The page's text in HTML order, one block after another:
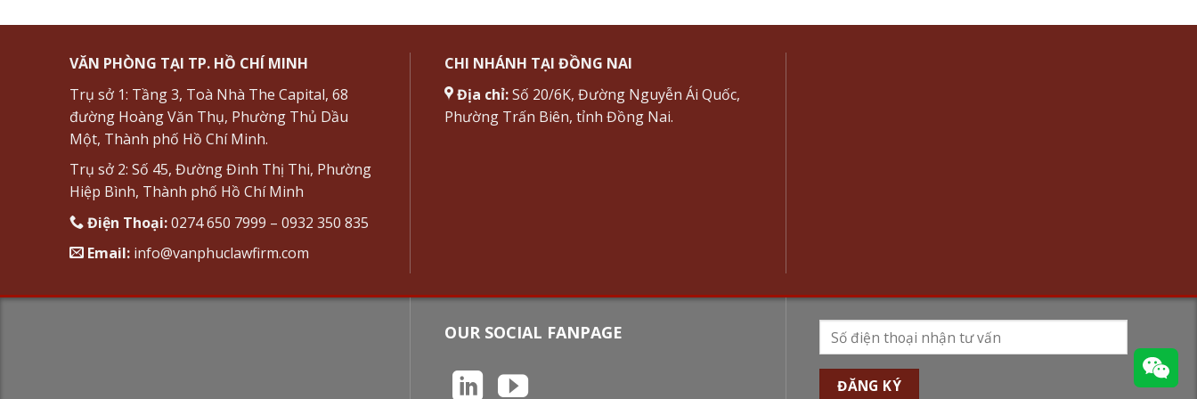
VĂN PHÒNG TẠI TP. HỒ CHÍ MINH
Trụ sở 1: Tầng 3, Toà Nhà The Capital, 68
đường Hoàng Văn Thụ, Phường Thủ Dầu
Một, Thành phố Hồ Chí Minh.
Trụ sở 2: Số 45, Đường Đinh Thị Thi, Phường
Hiệp Bình, Thành phố Hồ Chí Minh
Điện Thoại:0274 650 7999 – 0932 350 835
Email: info@vanphuclawfirm.com
CHI NHÁNH TẠI ĐỒNG NAI
Địa chỉ:Số 20/6K, Đường Nguyễn Ái Quốc,
Phường Trấn Biên, tỉnh Đồng Nai.
OUR SOCIAL FANPAGE